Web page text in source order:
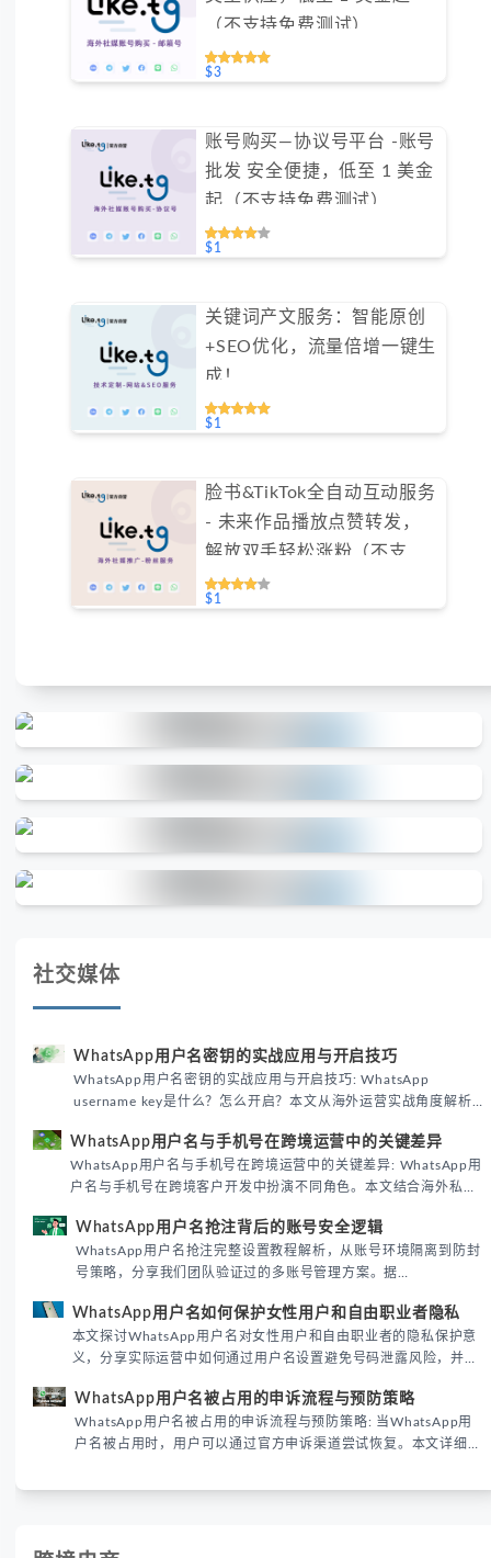
（不支持免费测试）
$3
账号购买—协议号平台 -账号
批发 安全便捷，低至 1 美金
起（不支持免费测试）
#GN004
$1
关键词产文服务：智能原创
+SEO优化，流量倍增一键生
成！
$1
脸书&TikTok全自动互动服务
- 未来作品播放点赞转发，
解放双手轻松涨粉（不支持
免费测试）
$1
社交媒体
WhatsApp用户名密钥的实战应用与开启技巧
WhatsApp用户名密钥的实战应用与开启技巧: WhatsApp
username key是什么？怎么开启？本文从海外运营实战角度解析
境团队高效触达目标客户。
WhatsApp用户名与手机号在跨境运营中的关键差异
WhatsApp用户名与手机号在跨境运营中的关键差异: WhatsApp用
户名与手机号在跨境客户开发中扮演不同角色。本文结合海外私域
际差异，帮助团队优化WhatsApp营销策略。
WhatsApp用户名抢注背后的账号安全逻辑
WhatsApp用户名抢注完整设置教程解析，从账号环境隔离到防封
号策略，分享我们团队验证过的多账号管理方案。据
性直接影响转化率。
WhatsApp用户名如何保护女性用户和自由职业者隐私
本文探讨WhatsApp用户名对女性用户和自由职业者的隐私保护意
义，分享实际运营中如何通过用户名设置避免号码泄露风险，并提
已成为全球数字沟通的首要考量。
WhatsApp用户名被占用的申诉流程与预防策略
WhatsApp用户名被占用的申诉流程与预防策略: 当WhatsApp用
户名被占用时，用户可以通过官方申诉渠道尝试恢复。本文详细解
账号安全。